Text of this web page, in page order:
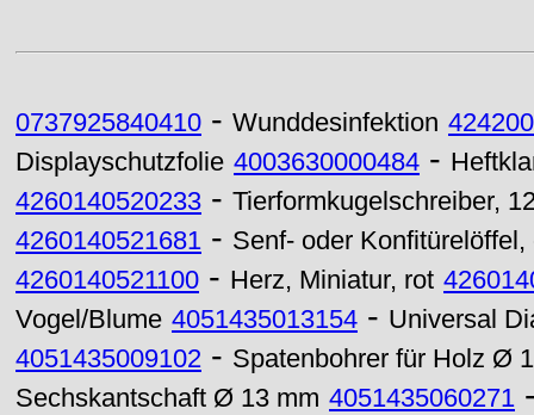
0737925840410 - Wunddesinfektion
Displayschutzfolie 4003630000484 -
4260140520233 - Tierformkugelschreiber,
4260140521681 - Senf- oder Konfitürelöffel,
4260140521100 - Herz, Miniatur, rot
Vogel/Blume 4051435013154 - Universal
4051435009102 - Spatenbohrer für Holz Ø
Sechskantschaft Ø 13 mm 4051435060271